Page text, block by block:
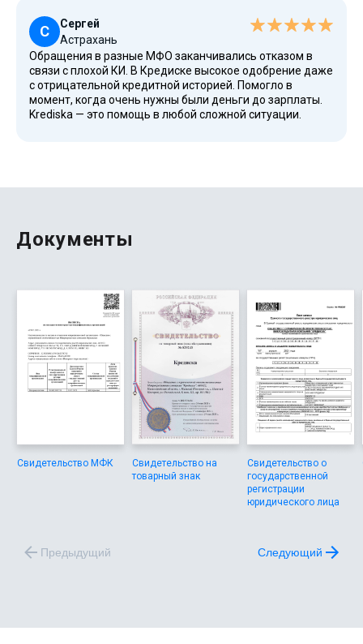
С
Сергей
Астрахань
Обращения в разные МФО заканчивались отказом в
связи с плохой КИ. В Кредиске высокое одобрение даже
с отрицательной кредитной историей. Помогло в
момент, когда очень нужны были деньги до зарплаты.
Krediska — это помощь в любой сложной ситуации.
Документы
Свидетельство МФК
Свидетельство на
товарный знак
Свидетельство о
государственной
регистрации
юридического лица
Предыдущий Следующий